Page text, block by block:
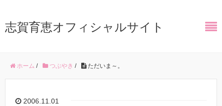
志賀育恵オフィシャルサイト
ホーム / つぶやき / ただいま～。
2006.11.01